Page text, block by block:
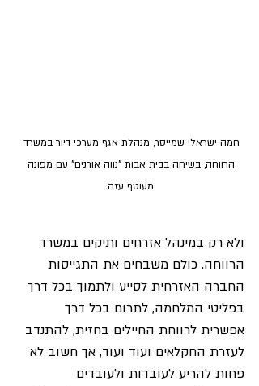
חמה ישראלי שמייסר, מנהלת אגף מערכי דיור במשרד
הרווחה, בשיחה בבית אבות "נווה אורנים" עם מפונה
מעוטף עזה.
ולא רק במינהל אזרחים ותיקים במשרד
הרווחה. כולם משבחים את התגייסות
החברה האזרחית לסייע ולתמוך בכל דרך
בפליטי המלחמה, לתרום בכל דרך
אפשרית לרווחת החיילים בחזית, להתנדב
לעזרת החקלאים ועוד ועוד, אך חשוב לא
פחות להריע לעובדות ולעובדים